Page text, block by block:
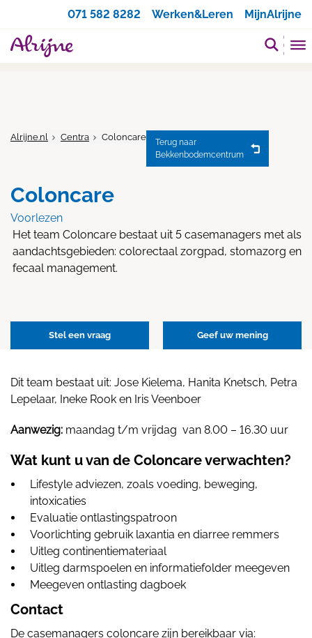
071 582 8282
Werken&Leren MijnAlrijne
Alrijne.nl Centra Coloncare
Terug naar
Bekkenbodemcentrum
Coloncare
Voorlezen
Het team Coloncare bestaat uit 5 casemanagers met als
aandachtsgebieden: colorectaal zorgpad, stomazorg en
fecaal management.
Stel een vraag Geef uw mening
Dit team bestaat uit: Jose Kielema, Hanita Knetsch, Petra
Lepelaar, Ineke Rook en Iris Veenboer
Aanwezig: maandag t/m vrijdag van 8.00 – 16.30 uur
Wat kunt u van de Coloncare verwachten?
Lifestyle adviezen, zoals voeding, beweging,
intoxicaties
Evaluatie ontlastingspatroon
Voorlichting gebruik laxantia en diarree remmers
Uitleg continentiemateriaal
Uitleg darmspoelen en informatiefolder meegeven
Meegeven ontlasting dagboek
Contact
De casemanagers coloncare zijn bereikbaar via: